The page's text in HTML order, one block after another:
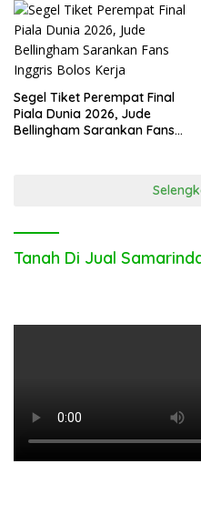
Segel Tiket Perempat Final
Piala Dunia 2026, Jude
Bellingham Sarankan Fans
Tanah Di Jual